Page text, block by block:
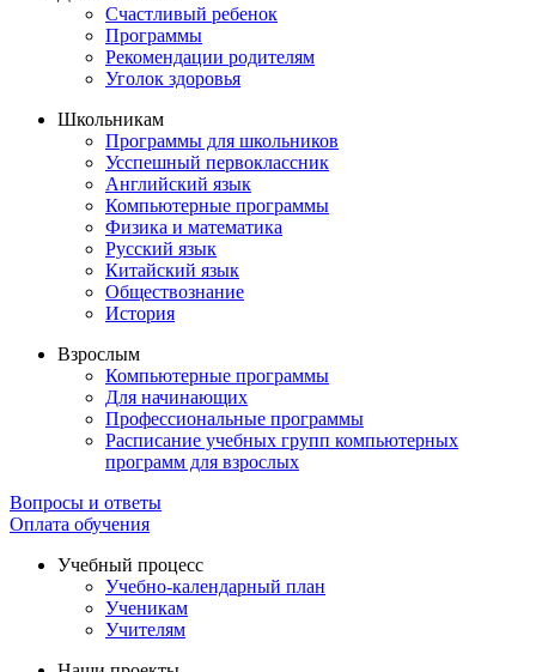
Счастливый ребенок
Программы
Рекомендации родителям
Уголок здоровья
Школьникам
Программы для школьников
Усспешный первоклассник
Английский язык
Компьютерные программы
Физика и математика
Русский язык
Китайский язык
Обществознание
История
Взрослым
Компьютерные программы
Для начинающих
Профессиональные программы
Расписание учебных групп компьютерных
программ для взрослых
Вопросы и ответы
Оплата обучения
Учебный процесс
Учебно-календарный план
Ученикам
Учителям